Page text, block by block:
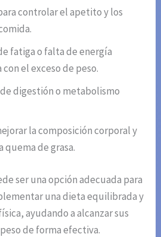
controlar el apetito y los
fatiga o falta de energía
el exceso de peso.
digestión o metabolismo
la composición corporal y
quema de grasa.
ser una opción adecuada para
una dieta equilibrada y
ayudando a alcanzar sus
de forma efectiva.